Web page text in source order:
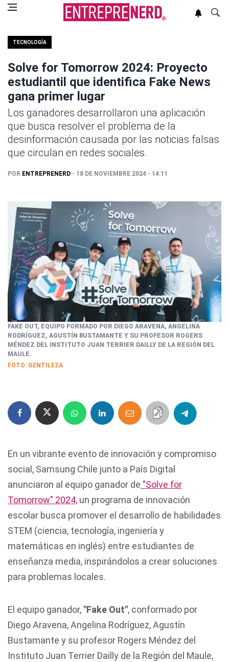
TECNOLOGÍA
Solve for Tomorrow 2024: Proyecto
estudiantil que identifica Fake News
gana primer lugar
Los ganadores desarrollaron una aplicación
que busca resolver el problema de la
desinformación causada por las noticias falsas
que circulan en redes sociales.
POR ENTREPRENERD - 18 DE NOVIEMBRE 2024 - 14:11
FAKE OUT, EQUIPO FORMADO POR DIEGO ARAVENA, ANGELINA
RODRÍGUEZ, AGUSTÍN BUSTAMANTE Y SU PROFESOR ROGERS
MÉNDEZ DEL INSTITUTO JUAN TERRIER DAILLY DE LA REGIÓN DEL
MAULE.
FOTO: GENTILEZA
En un vibrante evento de innovación y compromiso
social, Samsung Chile junto a País Digital
anunciaron al equipo ganador de "Solve for
Tomorrow" 2024, un programa de innovación
escolar busca promover el desarrollo de habilidades
STEM (ciencia, tecnología, ingeniería y
matemáticas en inglés) entre estudiantes de
enseñanza media, inspirándolos a crear soluciones
para problemas locales.
El equipo ganador, "Fake Out", conformado por
Diego Aravena, Angelina Rodríguez, Agustín
Bustamante y su profesor Rogers Méndez del
Instituto Juan Terrier Dailly de la Región del Maule,